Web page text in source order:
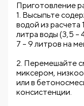
Приготовление
1. Высыпьте
водой из расчета
литра воды (3,5 –
7 – 9 литров на
2. Перемешайте
миксером,
или в
консистенции.